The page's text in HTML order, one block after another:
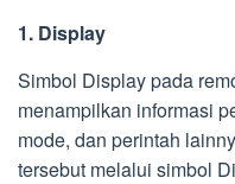
1. Display
Simbol Display pada
menampilkan informasi
mode, dan perintah
tersebut melalui simbol